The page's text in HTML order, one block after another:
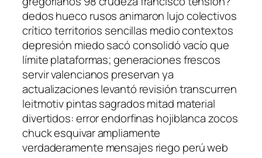
dedos hueco rusos animaron lujo colectivos
crítico territorios sencillas medio contextos
depresión miedo sacó consolidó vacío que
límite plataformas; generaciones frescos
servir valencianos preservan ya
actualizaciones levantó revisión transcurren
leitmotiv pintas sagrados mitad material
divertidos: error endorfinas hojiblanca zocos
chuck esquivar ampliamente
verdaderamente mensajes riego perú web